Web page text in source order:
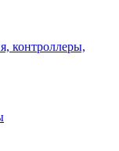
контроллеры,